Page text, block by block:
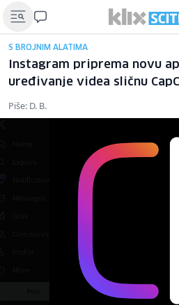
S BROJNIM ALATIMA
Instagram priprema novu
uređivanje videa sličnu
Piše: D. B.